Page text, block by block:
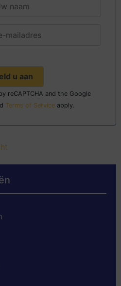
reCAPTCHA and the Google
Terms of Service apply.